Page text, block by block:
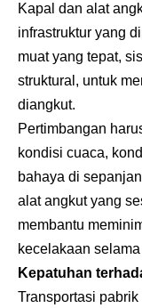
Kapal dan alat
infrastruktur yang
muat yang tepat,
struktural, untuk
diangkut.
Pertimbangan
kondisi cuaca,
bahaya di
alat angkut yang
membantu
kecelakaan
Kepatuhan
Transportasi